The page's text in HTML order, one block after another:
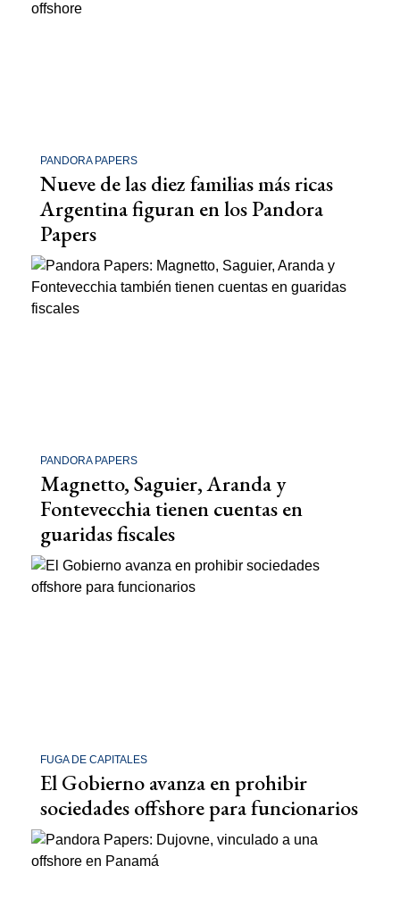
PANDORA PAPERS
Nueve de las diez familias más ricas
Argentina figuran en los Pandora
Papers
PANDORA PAPERS
Magnetto, Saguier, Aranda y
Fontevecchia tienen cuentas en
guaridas fiscales
FUGA DE CAPITALES
El Gobierno avanza en prohibir
sociedades offshore para funcionarios